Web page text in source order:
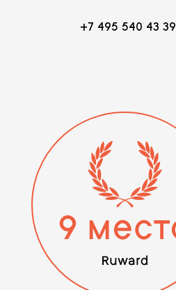
+7 495 540 43 39